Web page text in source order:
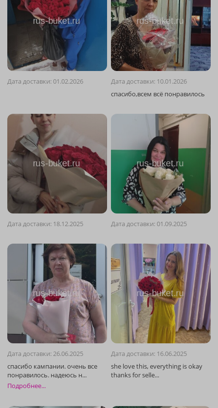
Дата доставки: 01.02.2026 Дата доставки: 10.01.2026
Дата доставки: 18.12.2025 Дата доставки: 01.09.2025
Дата доставки: 26.06.2025
Подробнее...
Дата доставки: 16.06.2025